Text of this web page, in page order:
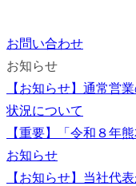
お問い合わせ
お知らせ
【お知らせ】通常営
状況について
【重要】「令和８年
お知らせ
【お知らせ】当社代